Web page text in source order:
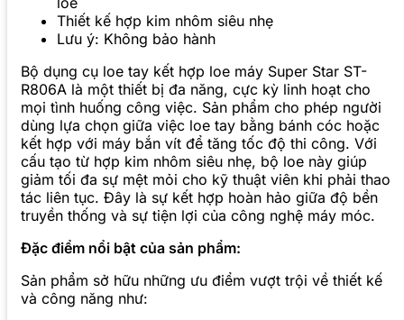
Thiết kế hợp kim nhôm siêu nhẹ
Lưu ý: Không bảo hành
Bộ dụng cụ loe tay kết hợp loe máy Super Star ST-
R806A là một thiết bị đa năng, cực kỳ linh hoạt cho
mọi tình huống công việc. Sản phẩm cho phép người
dùng lựa chọn giữa việc loe tay bằng bánh cóc hoặc
kết hợp với máy bắn vít để tăng tốc độ thi công. Với
cấu tạo từ hợp kim nhôm siêu nhẹ, bộ loe này giúp
giảm tối đa sự mệt mỏi cho kỹ thuật viên khi phải thao
tác liên tục. Đây là sự kết hợp hoàn hảo giữa độ bền
truyền thống và sự tiện lợi của công nghệ máy móc.
Đặc điểm nổi bật của sản phẩm:
Sản phẩm sở hữu những ưu điểm vượt trội về thiết kế
và công năng như: